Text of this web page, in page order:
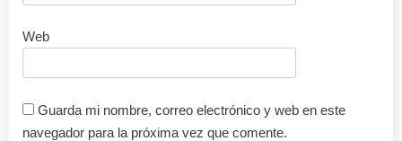
Web
Guarda mi nombre, correo electrónico y web en este
navegador para la próxima vez que comente.